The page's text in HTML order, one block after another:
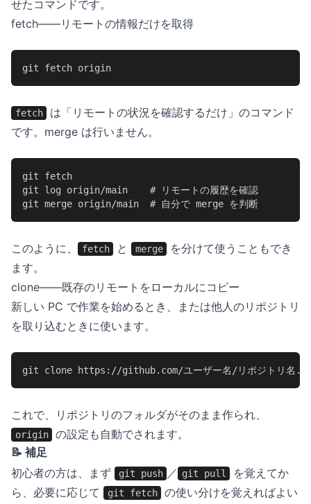
せたコマンドです。
fetch——リモートの情報だけを取得
git fetch origin
fetch
は「リモートの状況を確認するだけ」のコマンド
です。merge は行いません。
git fetch
git log origin/main    # リモートの履歴を確認
git merge origin/main  # 自分で merge を判断
このように、 fetch と merge
を分けて使うこともでき
ます。
clone——既存のリモートをローカルにコピー
新しい PC で作業を始めるとき、または他人のリポジトリ
を取り込むときに使います。
git clone https://github.com/ユーザー名/リポジトリ名
これで、リポジトリのフォルダがそのまま作られ、
origin
の設定も自動でされます。
📝 補足
初心者の方は、まず
git push ／ git pull
を覚えてか
ら、必要に応じて
git fetch
の使い分けを覚えればよい